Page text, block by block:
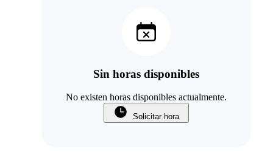
Sin horas disponibles
No existen horas disponibles actualmente.
Solicitar hora